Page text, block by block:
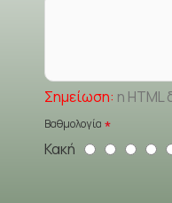
Σημείωση: η HTML
Βαθμολογία
Κακή